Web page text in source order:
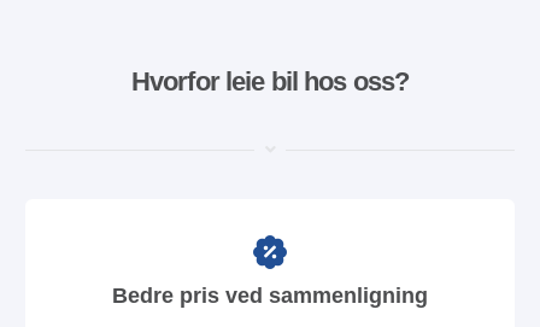
Hvorfor leie bil hos oss?
Bedre pris ved sammenligning